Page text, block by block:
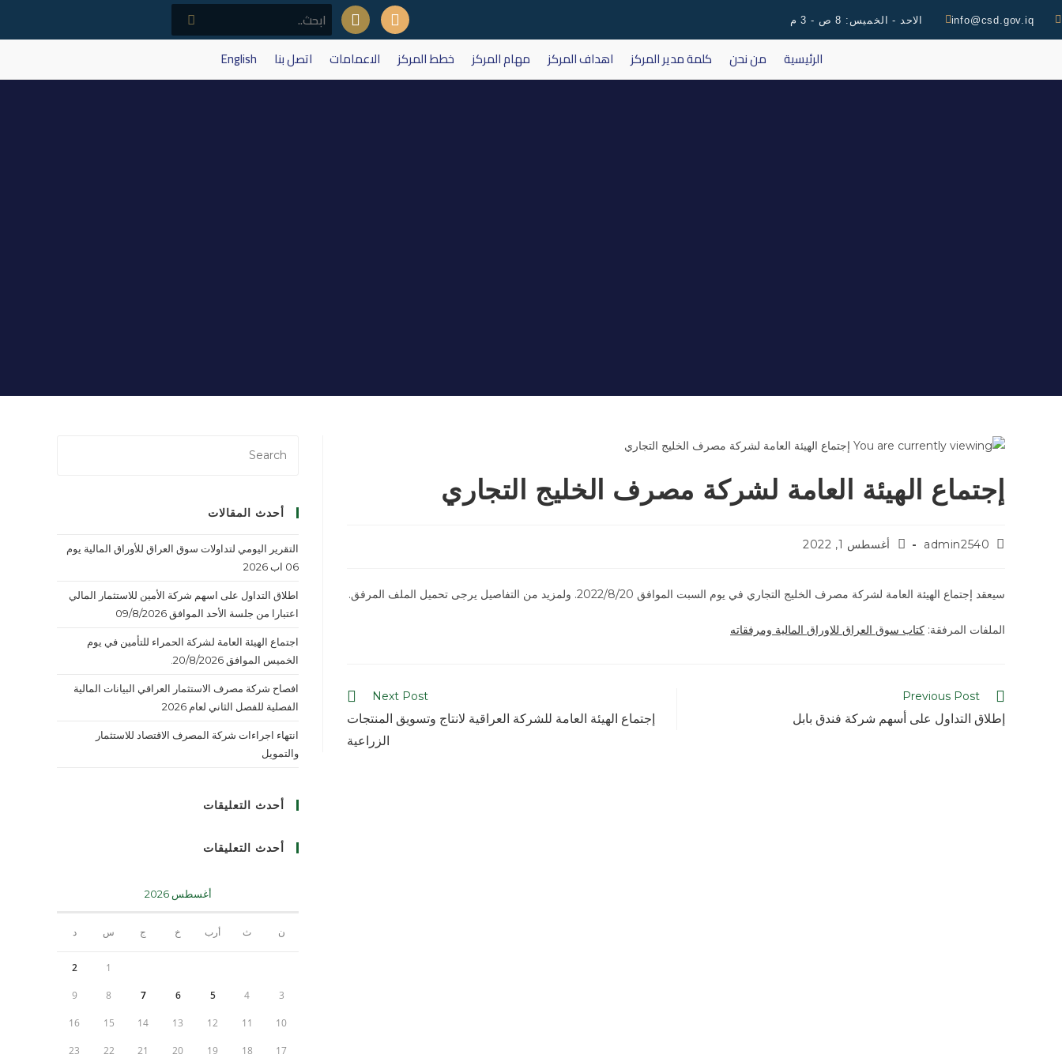
info@csd.gov.iq الاحد - الخميس: 8 ص - 3 م
الرئيسية من نحن كلمة مدير المركز اهداف المركز مهام المركز خطط المركز الاعمامات اتصل بنا English
إجتماع الهيئة العامة لشركة مصرف الخليج التجاري
admin2540 أغسطس 1, 2022
سيعقد إجتماع الهيئة العامة لشركة مصرف الخليج التجاري في يوم السبت الموافق 2022/8/20. ولمزيد من التفاصيل يرجى تحميل الملف المرفق.
الملفات المرفقة: كتاب سوق العراق للاوراق المالية ومرفقاته
Previous Post
إطلاق التداول على أسهم شركة فندق بابل
Next Post
إجتماع الهيئة العامة للشركة العراقية لانتاج وتسويق المنتجات
الزراعية
أحدث المقالات
التقرير اليومي لتداولات سوق العراق للأوراق المالية يوم
06 اب 2026
اطلاق التداول على اسهم شركة الأمين للاستثمار المالي
اعتبارا من جلسة الأحد الموافق 09/8/2026
اجتماع الهيئة العامة لشركة الحمراء للتأمين في يوم
الخميس الموافق 20/8/2026.
افصاح شركة مصرف الاستثمار العراقي البيانات المالية
الفصلية للفصل الثاني لعام 2026
انتهاء اجراءات شركة المصرف الاقتصاد للاستثمار
والتمويل
أحدث التعليقات
أحدث التعليقات
أغسطس 2026
ن ث أرب خ ج س د
1
2
3
4
5
6
7
8
9
10
11
12
13
14
15
16
17
18
19
20
21
22
23